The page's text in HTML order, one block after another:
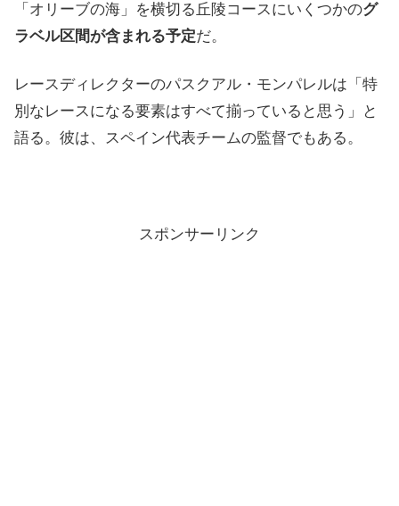
「オリーブの海」を横切る丘陵コースにいくつかのグ
ラベル区間が含まれる予定だ。
レースディレクターのパスクアル・モンパレルは「特
別なレースになる要素はすべて揃っていると思う」と
語る。彼は、スペイン代表チームの監督でもある。
スポンサーリンク